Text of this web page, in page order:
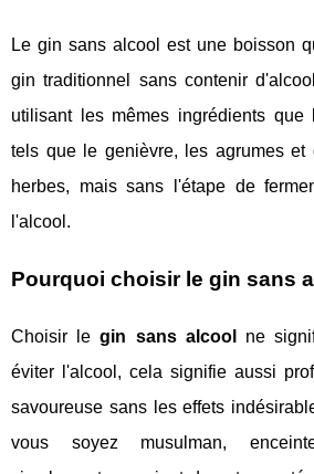
Le gin sans alcool est une boisson
gin traditionnel sans contenir
utilisant les mêmes ingrédients que
tels que le genièvre, les agrumes et
herbes, mais sans l'étape de
l'alcool.
Pourquoi choisir le gin sans
Choisir legin sans alcool
ne
éviter l'alcool, cela signifie aussi
savoureuse sans les effets
vous soyez musulman,